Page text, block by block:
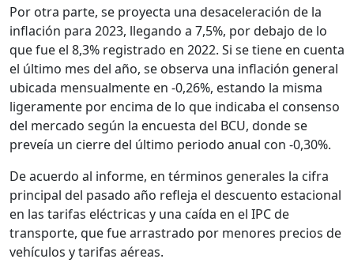
Por otra parte, se proyecta una desaceleración de la
inflación para 2023, llegando a 7,5%, por debajo de lo
que fue el 8,3% registrado en 2022. Si se tiene en cuenta
el último mes del año, se observa una inflación general
ubicada mensualmente en -0,26%, estando la misma
ligeramente por encima de lo que indicaba el consenso
del mercado según la encuesta del BCU, donde se
preveía un cierre del último periodo anual con -0,30%.
De acuerdo al informe, en términos generales la cifra
principal del pasado año refleja el descuento estacional
en las tarifas eléctricas y una caída en el IPC de
transporte, que fue arrastrado por menores precios de
vehículos y tarifas aéreas.